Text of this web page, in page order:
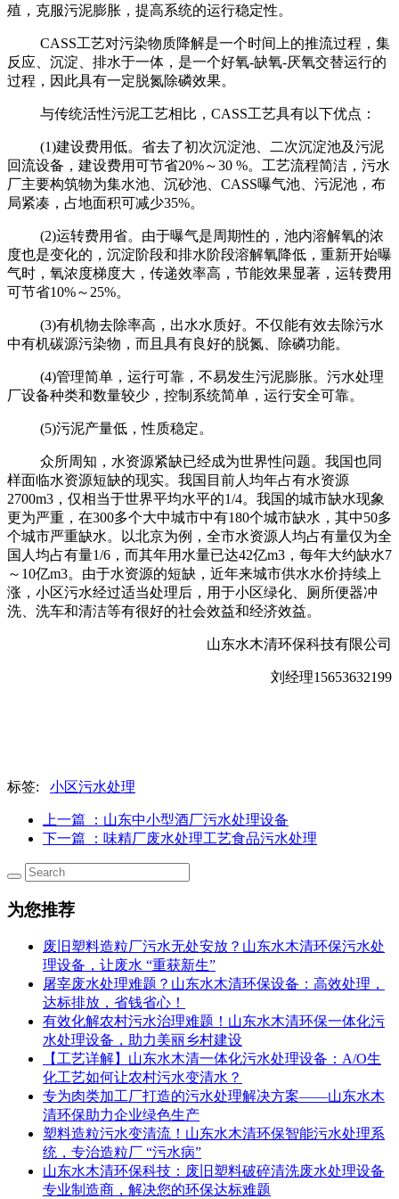
殖，克服污泥膨胀，提高系统的运行稳定性。
CASS工艺对污染物质降解是一个时间上的推流过程，集
反应、沉淀、排水于一体，是一个好氧-缺氧-厌氧交替运行的
过程，因此具有一定脱氮除磷效果。
与传统活性污泥工艺相比，CASS工艺具有以下优点：
(1)建设费用低。省去了初次沉淀池、二次沉淀池及污泥
回流设备，建设费用可节省20%～30 %。工艺流程简洁，污水
厂主要构筑物为集水池、沉砂池、CASS曝气池、污泥池，布
局紧凑，占地面积可减少35%。
(2)运转费用省。由于曝气是周期性的，池内溶解氧的浓
度也是变化的，沉淀阶段和排水阶段溶解氧降低，重新开始曝
气时，氧浓度梯度大，传递效率高，节能效果显著，运转费用
可节省10%～25%。
(3)有机物去除率高，出水水质好。不仅能有效去除污水
中有机碳源污染物，而且具有良好的脱氮、除磷功能。
(4)管理简单，运行可靠，不易发生污泥膨胀。污水处理
厂设备种类和数量较少，控制系统简单，运行安全可靠。
(5)污泥产量低，性质稳定。
众所周知，水资源紧缺已经成为世界性问题。我国也同
样面临水资源短缺的现实。我国目前人均年占有水资源
2700m3，仅相当于世界平均水平的1/4。我国的城市缺水现象
更为严重，在300多个大中城市中有180个城市缺水，其中50多
个城市严重缺水。以北京为例，全市水资源人均占有量仅为全
国人均占有量1/6，而其年用水量已达42亿m3，每年大约缺水7
～10亿m3。由于水资源的短缺，近年来城市供水水价持续上
涨，小区污水经过适当处理后，用于小区绿化、厕所便器冲
洗、洗车和清洁等有很好的社会效益和经济效益。
山东水木清环保科技有限公司
刘经理15653632199
标签: 小区污水处理
上一篇
：山东中小型酒厂污水处理设备
下一篇
：味精厂废水处理工艺食品污水处理
为您推荐
废旧塑料造粒厂污水无处安放？山东水木清环保污水处
理设备，让废水 “重获新生”
屠宰废水处理难题？山东水木清环保设备：高效处理，
达标排放，省钱省心！
有效化解农村污水治理难题！山东水木清环保一体化污
水处理设备，助力美丽乡村建设
【工艺详解】山东水木清一体化污水处理设备：A/O生
化工艺如何让农村污水变清水？
专为肉类加工厂打造的污水处理解决方案——山东水木
清环保助力企业绿色生产
塑料造粒污水变清流！山东水木清环保智能污水处理系
统，专治造粒厂 “污水病”
山东水木清环保科技：废旧塑料破碎清洗废水处理设备
专业制造商，解决您的环保达标难题